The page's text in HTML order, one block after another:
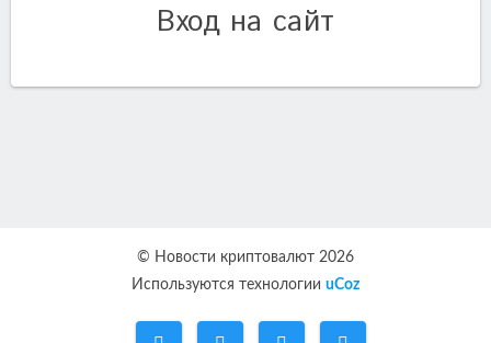
Вход на сайт
© Новости криптовалют 2026
Используются технологии uCoz